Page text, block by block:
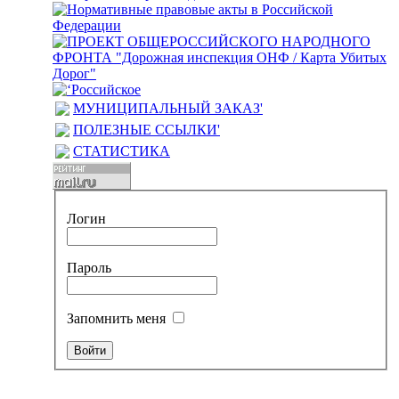
МУНИЦИПАЛЬНЫЙ ЗАКАЗ'
ПОЛЕЗНЫЕ ССЫЛКИ'
СТАТИСТИКА
Логин
Пароль
Запомнить меня